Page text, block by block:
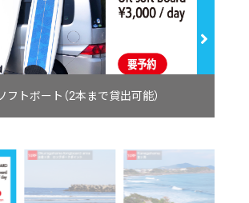
フトボート（2本まで貸出可能）